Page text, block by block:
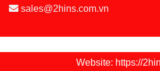
sales@2hins.com.vn
Website: https://